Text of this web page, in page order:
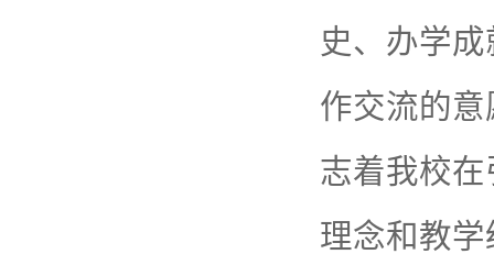
史、办学
作交流的
志着我校
理念和教